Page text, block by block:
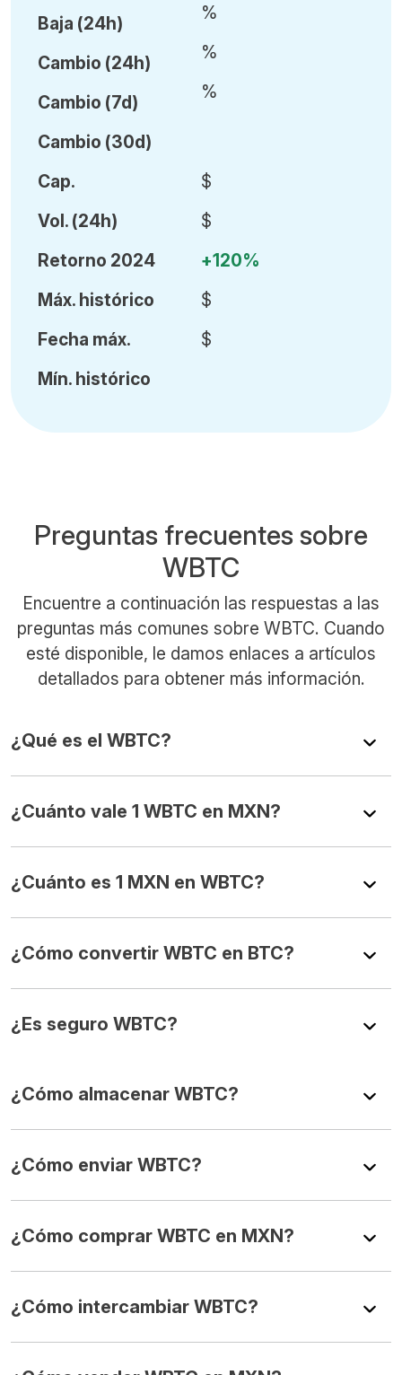
Baja (24h)
Cambio (24h)
Cambio (7d)
Cambio (30d)
%
%
%
Cap.
Vol. (24h)
Retorno 2024
Máx. histórico
Fecha máx.
Mín. histórico
$
$
+120%
$
$
Preguntas frecuentes sobre
WBTC
Encuentre a continuación las respuestas a las
preguntas más comunes sobre WBTC. Cuando
esté disponible, le damos enlaces a artículos
detallados para obtener más información.
¿Qué es el WBTC?
¿Cuánto vale 1 WBTC en MXN?
¿Cuánto es 1 MXN en WBTC?
¿Cómo convertir WBTC en BTC?
¿Es seguro WBTC?
¿Cómo almacenar WBTC?
¿Cómo enviar WBTC?
¿Cómo comprar WBTC en MXN?
¿Cómo intercambiar WBTC?